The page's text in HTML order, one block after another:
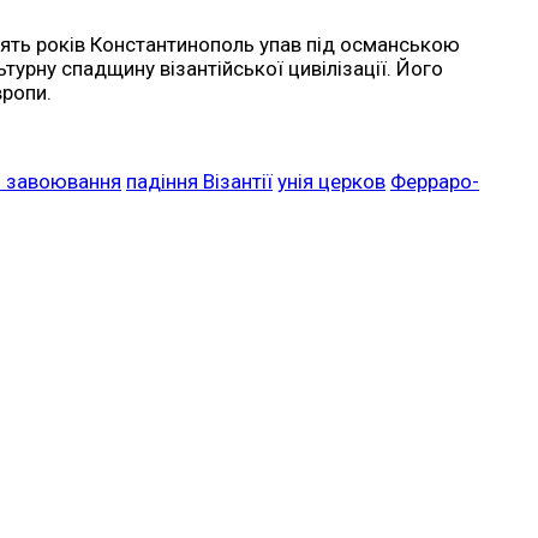
років Константинополь упав під османською
спадщину візантійської цивілізації. Його
завоювання падіння Візантії унія церков Ферраро-